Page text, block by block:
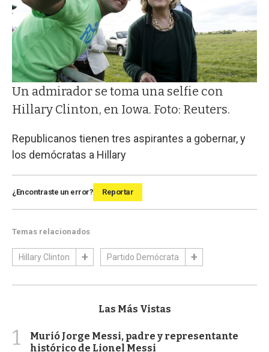
Un admirador se toma una selfie con
Hillary Clinton, en Iowa. Foto: Reuters.
Republicanos tienen tres aspirantes a gobernar, y
los demócratas a Hillary
¿Encontraste un error? Reportar
Temas relacionados
Hillary Clinton Partido Demócrata
Las Más Vistas
1
Murió Jorge Messi, padre y representante
histórico de Lionel Messi